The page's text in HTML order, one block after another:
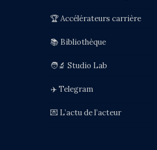
🏆 Accélérateurs carrière
📚 Bibliothèque
🧑‍🔬 Studio Lab
✈️ Telegram
💌 L’actu de l’acteur